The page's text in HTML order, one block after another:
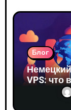
Блог
VPS: что